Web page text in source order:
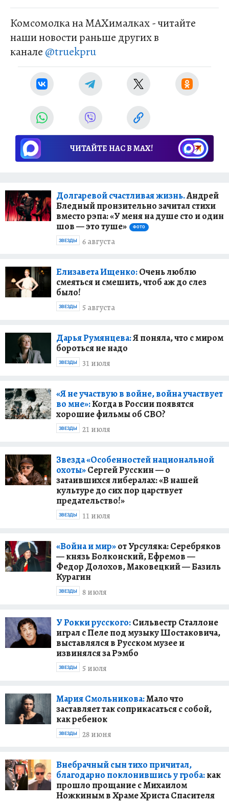
Комсомолка на MAXималках - читайте
наши новости раньше других в
канале @truekpru
ЧИТАЙТЕ НАС В МАХ!
Долгаревой счастливая жизнь.Андрей
Бледный пронзительно зачитал стихи
вместо рэпа: «У меня на душе сто и один
шов — это туше»
ФОТО
6 августа
ЗВЕЗДЫ
Елизавета Ищенко:Очень люблю
смеяться и смешить, чтоб аж до слез
было!
5 августа
ЗВЕЗДЫ
Дарья Румянцева:Я поняла, что с миром
бороться не надо
31 июля
ЗВЕЗДЫ
«Я не участвую в войне, война участвует
во мне»:Когда в России появятся
хорошие фильмы об СВО?
21 июля
ЗВЕЗДЫ
Звезда «Особенностей национальной
охоты»Сергей Русскин — о
затаившихся либералах: «В нашей
культуре до сих пор царствует
предательство!»
11 июля
ЗВЕЗДЫ
«Война и мир»от Урсуляка: Серебряков
— князь Болконский, Ефремов —
Федор Долохов, Маковецкий — Базиль
Курагин
8 июля
ЗВЕЗДЫ
У Рокки русского:Сильвестр Сталлоне
играл с Пеле под музыку Шостаковича,
выставлялся в Русском музее и
извинялся за Рэмбо
5 июля
ЗВЕЗДЫ
Мария Смольникова:Мало что
заставляет так соприкасаться с собой,
как ребенок
28 июня
ЗВЕЗДЫ
Внебрачный сын тихо причитал,
благодарно поклонившись у гроба:как
прошло прощание с Михаилом
Ножкиным в Храме Христа Спасителя